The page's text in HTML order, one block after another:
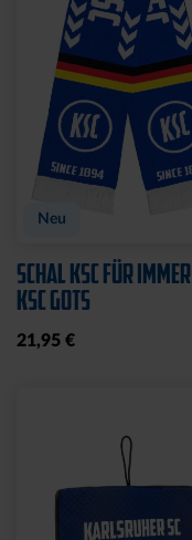
Neu
SCHAL KSC FÜR IMMER
KSC GOTS
21,95 €